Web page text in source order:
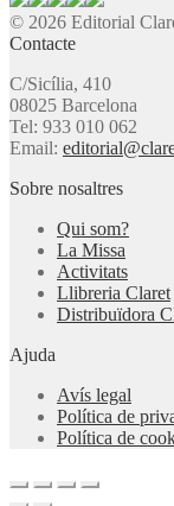
© 2026 Editorial
Contacte
C/Sicília, 410
08025 Barcelona
Tel: 933 010 062
Email:
Sobre nosaltres
Qui som?
La Missa
Activitats
Llibreria Claret
Distribuïdora
Ajuda
Avís legal
Política de
Política de